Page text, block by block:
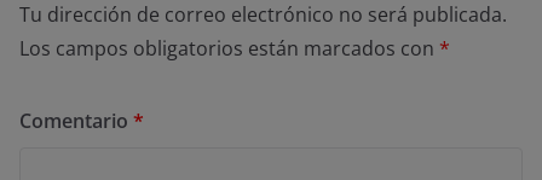
Tu dirección de correo electrónico no será publicada.
Los campos obligatorios están marcados con *
Comentario *